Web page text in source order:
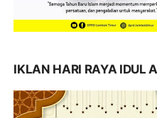
IKLAN HARI RAYA IDUL